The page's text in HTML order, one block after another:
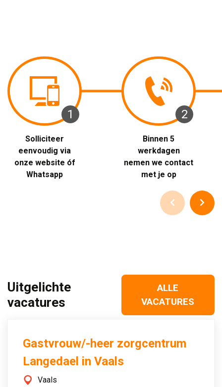
1
Solliciteer
eenvoudig via
onze website óf
Whatsapp
2
Binnen 5
werkdagen
nemen we contact
met je op
Uitgelichte
vacatures
ALLE
VACATURES
Gastvrouw/-heer zorgcentrum
Langedael in Vaals
Vaals